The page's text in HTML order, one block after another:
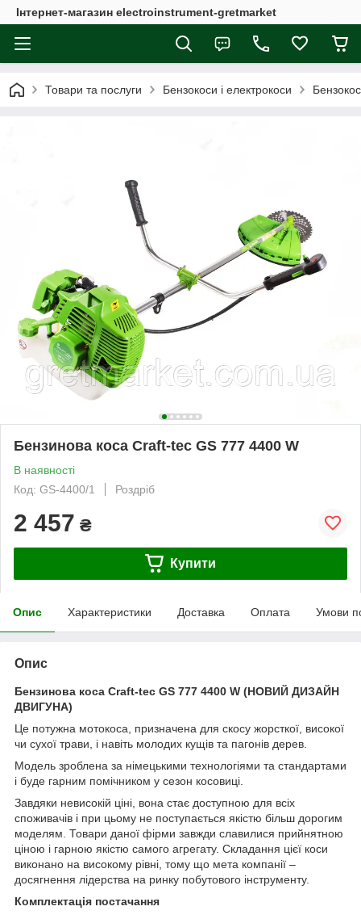
Інтернет-магазин electroinstrument-gretmarket
Товари та послуги Бензокоси і електрокоси
Бензинова коса Craft-tec GS 777 4400 W
В наявності
Код: GS-4400/1
Роздріб
2 457 ₴
Купити
Опис Характеристики Доставка Оплата Умови
Опис
Бензинова коса Craft-tec GS 777 4400 W (НОВИЙ ДИЗАЙН
ДВИГУНА)
Це потужна мотокоса, призначена для скосу жорсткої, високої
чи сухої трави, і навіть молодих кущів та пагонів дерев.
Модель зроблена за німецькими технологіями та стандартами
і буде гарним помічником у сезон косовиці.
Завдяки невисокій ціні, вона стає доступною для всіх
споживачів і при цьому не поступається якістю більш дорогим
моделям. Товари даної фірми завжди славилися прийнятною
ціною і гарною якістю самого агрегату. Складання цієї коси
виконано на високому рівні, тому що мета компанії –
досягнення лідерства на ринку побутового інструменту.
Комплектація постачання